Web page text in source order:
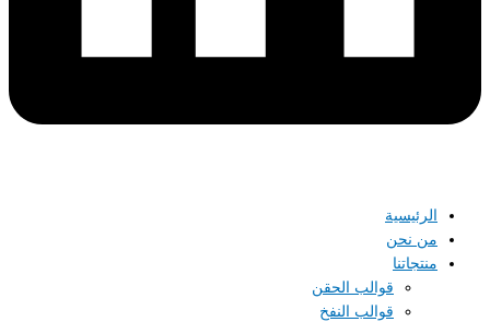
الرئيسية
من نحن
منتجاتنا
قوالب الحقن
قوالب النفخ